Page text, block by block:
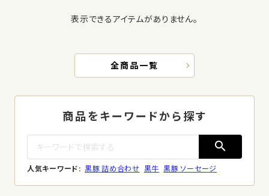
表示できるアイテムがありません。
全商品一覧
商品をキーワードから探す
search
人気キーワード: 黒豚 詰め合わせ 黒牛 黒豚 ソーセージ